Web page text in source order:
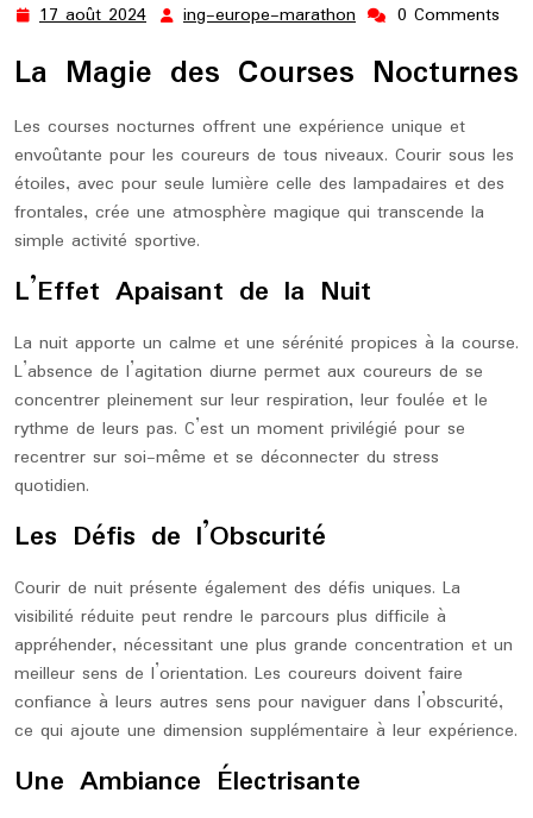
17 août 2024 17
2024
ing-europe-marathon ing-
marathon
0 Comments
La Magie des Courses Nocturnes
Les courses nocturnes offrent une expérience unique et
envoûtante pour les coureurs de tous niveaux. Courir sous les
étoiles, avec pour seule lumière celle des lampadaires et des
frontales, crée une atmosphère magique qui transcende la
simple activité sportive.
L’Effet Apaisant de la Nuit
La nuit apporte un calme et une sérénité propices à la course.
L’absence de l’agitation diurne permet aux coureurs de se
concentrer pleinement sur leur respiration, leur foulée et le
rythme de leurs pas. C’est un moment privilégié pour se
recentrer sur soi-même et se déconnecter du stress
quotidien.
Les Défis de l’Obscurité
Courir de nuit présente également des défis uniques. La
visibilité réduite peut rendre le parcours plus difficile à
appréhender, nécessitant une plus grande concentration et un
meilleur sens de l’orientation. Les coureurs doivent faire
confiance à leurs autres sens pour naviguer dans l’obscurité,
ce qui ajoute une dimension supplémentaire à leur expérience.
Une Ambiance Électrisante